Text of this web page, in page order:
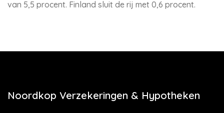
van 5,5 procent. Finland sluit de rij met 0,6 procent.
Noordkop Verzekeringen & Hypotheken